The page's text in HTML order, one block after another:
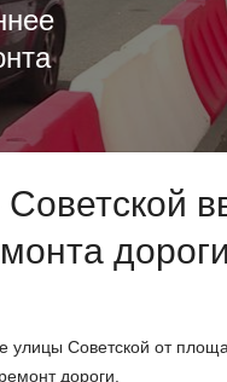
дороги
улицы Советской от
дороги.